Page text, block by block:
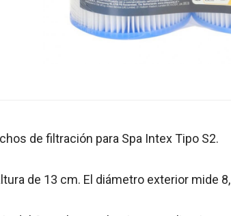
de filtración para Spa Intex Tipo S2.
de 13 cm. El diámetro exterior mide